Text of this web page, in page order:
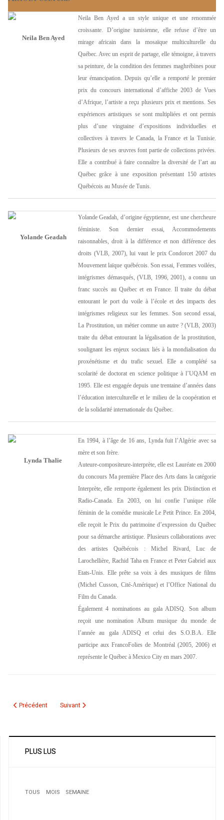
Neila Ben Ayed
Neila Ben Ayed a un style unique et une renommée
croissante. D’origine tunisienne, elle refuse d’être un
mirage africain dans la mosaïque multiculturelle du
Québec. Avec un esprit de partage, elle témoigne, à travers
sa peinture, de la condition des femmes maghrébines pour
leur émancipation. Depuis qu’elle a remporté le premier
prix du concours international d’affiche 2003 de Vues
d’Afrique, l’artiste a reçu plusieurs prix et mentions. Ses
expériences artistiques se sont multipliées et ont permis
plus d’une vingtaine d’expositions individuelles et
collectives à travers le Canada, la France et la Tunisie.
Plusieurs de ses œuvres font partie de collections privées.
Elle a contribué à faire connaître la diversité de l’art au
Québec grâce à une exposition présentant 150 artistes
Québécois au Musée de Tunis.
Yolande Geadah
Yolande Geadah, d’origine égyptienne, est une chercheure
féministe. Son dernier essai, Accommodements
raisonnables, droit à la différence et non différence des
droits (VLB, 2007), lui vaut le prix Condorcet 2007 du
Mouvement laïque québécois. Son essai, Femmes voilées,
intégrismes démasqués, (VLB, 1996, 2001), a connu un
franc succès au Québec et en France. Il traite du débat
entourant le port du voile à l’école et des impacts des
intégrismes religieux sur les femmes. Son second essai,
La Prostitution, un métier comme un autre ? (VLB, 2003)
traite du débat entourant la légalisation de la prostitution,
soulignant les enjeux sociaux liés à la mondialisation du
proxénétisme et du trafic sexuel. Elle a complété sa
scolarité de doctorat en science politique à l’UQAM en
1995. Elle est engagée depuis une trentaine d’années dans
l’éducation interculturelle et le milieu de la coopération et
de la solidarité internationale du Québec.
Lynda Thalie
En 1994, à l’âge de 16 ans, Lynda fuit l’Algérie avec sa
mère et son frère.
Auteure-compositeure-interprète, elle est Lauréate en 2000
du concours Ma première Place des Arts dans la catégorie
Interprète, elle remporte également les prix Distinction et
Radio-Canada. En 2003, on lui confie l’unique rôle
féminin de la comédie musicale Le Petit Prince. En 2004,
elle reçoit le Prix du patrimoine d’expression du Québec
pour sa démarche artistique. Plusieurs collaborations avec
des artistes Québécois : Michel Rivard, Luc de
Larochellière, Rachid Taha en France et Peter Gabriel aux
Etats-Unis. Elle prête sa voix à des musiques de films
(Michel Cusson, Cité-Amérique) et l’Office National du
Film du Canada.
Également 4 nominations au gala ADISQ. Son album
reçoit une nomination Album musique du monde de
l’année au gala ADISQ et celui des S.O.B.A. Elle
participe aux FrancoFolies de Montréal (2005, 2006) et
représente le Québec à Mexico City en mars 2007.
Article précédent : Lutte antiterroriste: le FBI va ouvrir un bureau à Alger
Précédent Article suivant : Rachid Alliche, un militant conséquent
Suivant
PLUS LUS
TOUS MOIS
SEMAINE